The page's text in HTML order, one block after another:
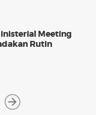
Meeting
Rutin